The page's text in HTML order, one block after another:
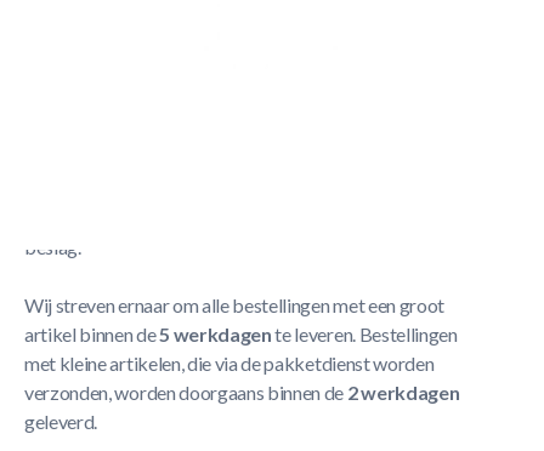
beslag.
Wij streven ernaar om alle bestellingen met een groot
artikel binnen de5 werkdagente leveren. Bestellingen
met kleine artikelen, die via de pakketdienst worden
verzonden, worden doorgaans binnen de 2 werkdagen
geleverd.